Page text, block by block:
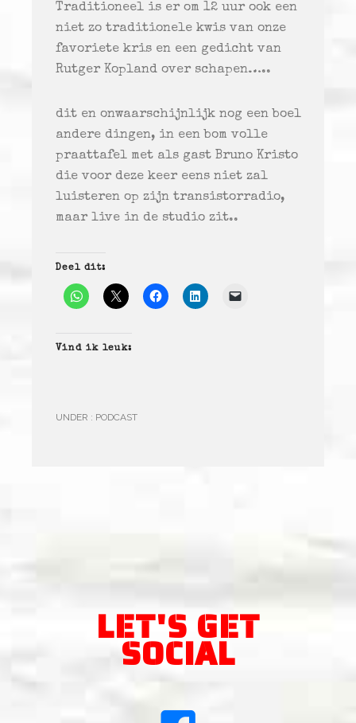
Traditioneel is er om 12 uur ook een
niet zo traditionele kwis van onze
favoriete kris en een gedicht van
Rutger Kopland over schapen…..
dit en onwaarschijnlijk nog een boel
andere dingen, in een bom volle
praattafel met als gast Bruno Kristo
die voor deze keer eens niet zal
luisteren op zijn transistorradio,
maar live in de studio zit..
Deel dit:
Vind ik leuk:
UNDER : PODCAST
LET'S GET
SOCIAL